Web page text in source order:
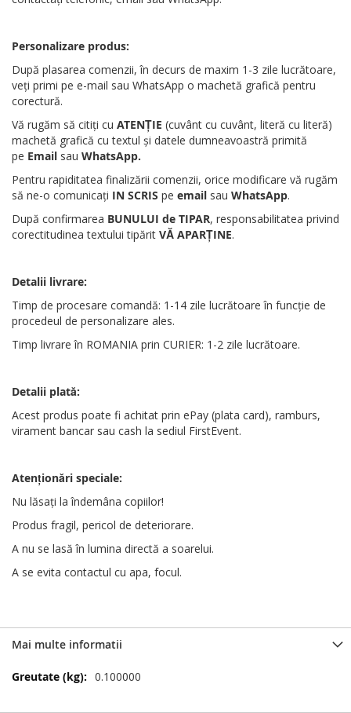
Personalizare produs:
După plasarea comenzii, în decurs de maxim 1-3 zile lucrătoare,
veți primi pe e-mail sau WhatsApp o machetă grafică pentru
corectură.
Vă rugăm să citiți cu ATENȚIE (cuvânt cu cuvânt, literă cu literă)
machetă grafică cu textul și datele dumneavoastră primită
pe Email sau WhatsApp.
Pentru rapiditatea finalizării comenzii, orice modificare vă rugăm
să ne-o comunicați IN SCRIS pe email sau WhatsApp.
După confirmarea BUNULUI de TIPAR, responsabilitatea privind
corectitudinea textului tipărit VĂ APARȚINE.
Detalii livrare:
Timp de procesare comandă: 1-14 zile lucrătoare în funcție de
procedeul de personalizare ales.
Timp livrare în ROMANIA prin CURIER: 1-2 zile lucrătoare.
Detalii plată:
Acest produs poate fi achitat prin ePay (plata card), ramburs,
virament bancar sau cash la sediul FirstEvent.
Atenționări speciale:
Nu lăsați la îndemâna copiilor!
Produs fragil, pericol de deteriorare.
A nu se lasă în lumina directă a soarelui.
A se evita contactul cu apa, focul.
Mai multe informatii
Mai
0.100000